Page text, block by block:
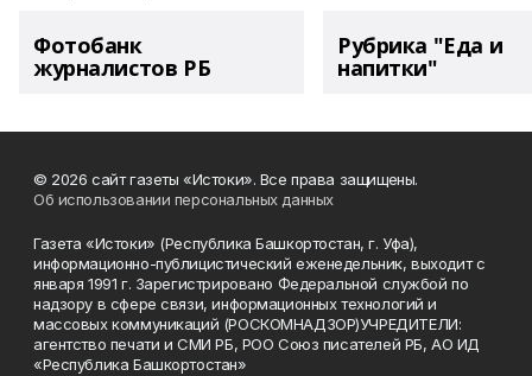
Фотобанк
журналистов РБ
Рубрика "Еда и
напитки"
© 2026 сайт газеты «Истоки». Все права защищены.
Об использовании персональных данных
Газета «Истоки» (Республика Башкортостан, г. Уфа),
информационно-публицистический еженедельник, выходит с
января 1991 г. Зарегистрировано Федеральной службой по
надзору в сфере связи, информационных технологий и
массовых коммуникаций (РОСКОМНАДЗОР)УЧРЕДИТЕЛИ:
агентство печати и СМИ РБ, РОО Союз писателей РБ, АО ИД
«Республика Башкортостан»